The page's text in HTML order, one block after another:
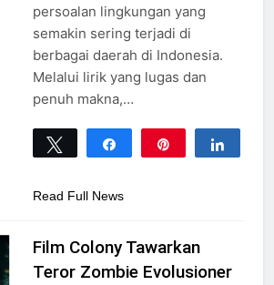
persoalan lingkungan yang
semakin sering terjadi di
berbagai daerah di Indonesia.
Melalui lirik yang lugas dan
penuh makna,…
Tweet Share
Read Full News
Film Colony Tawarkan
Teror Zombie Evolusioner